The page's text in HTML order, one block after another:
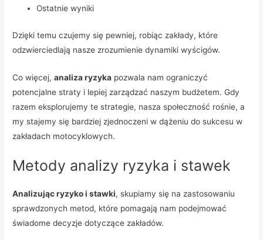
Ostatnie wyniki
Dzięki temu czujemy się pewniej, robiąc zakłady, które
odzwierciedlają nasze zrozumienie dynamiki wyścigów.
Co więcej,analiza ryzyka pozwala nam ograniczyć
potencjalne straty i lepiej zarządzać naszym budżetem. Gdy
razem eksplorujemy te strategie, nasza społeczność rośnie, a
my stajemy się bardziej zjednoczeni w dążeniu do sukcesu w
zakładach motocyklowych.
Metody analizy ryzyka i stawek
Analizując ryzyko i stawki, skupiamy się na zastosowaniu
sprawdzonych metod, które pomagają nam podejmować
świadome decyzje dotyczące zakładów.